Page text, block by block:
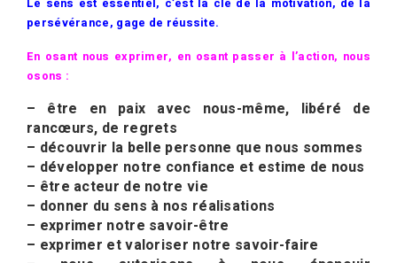
Le sens est essentiel, c’est la clé de la motivation, de la
persévérance, gage de réussite.
En osant nous exprimer, en osant passer à l’action, nous
osons :
– être en paix avec nous-même, libéré de
rancœurs, de regrets
– découvrir la belle personne que nous sommes
– développer notre confiance et estime de nous
– être acteur de notre vie
– donner du sens à nos réalisations
– exprimer notre savoir-être
– exprimer et valoriser notre savoir-faire